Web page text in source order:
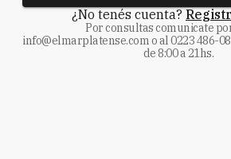
¿No tenés cuenta?
Por consultas comunicate
info@elmarplatense.como al0223 486-
de 8:00 a 21hs.